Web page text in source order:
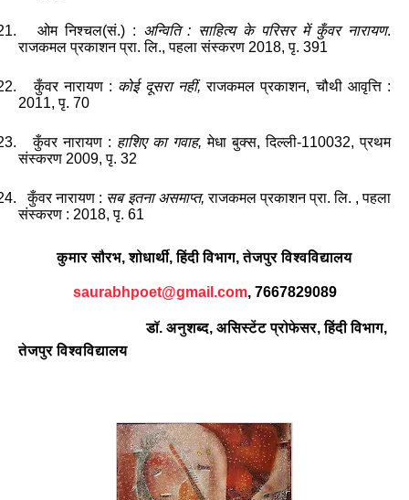
ओम निश्चल(सं.) : अन्विति: साहित्य के परिसर में कुँवर नारायण.
राजकमल प्रकाशन प्रा.लि.,पहला संस्करण 2018,पृ. 391
कुँवर नारायण: कोई दूसरा नहीं, राजकमल प्रकाशन,चौथी आवृत्ति:
2011, पृ. 70
कुँवर नारायण : हाशिए का गवाह, मेधा बुक्स,दिल्ली-110032,प्रथम
संस्करण 2009, पृ. 32
कुँवर नारायण : सब इतना असमाप्त, राजकमल प्रकाशन प्रा.लि. ,पहला
संस्करण : 2018, पृ. 61
कुमार सौरभ, शोधार्थी,हिंदी विभाग, तेजपुर विश्वविद्यालय
saurabhpoet@gmail.com, 7667829089
डॉ. अनुशब्द, असिस्टेंट प्रोफेसर,हिंदी विभाग,
तेजपुर विश्वविद्यालय